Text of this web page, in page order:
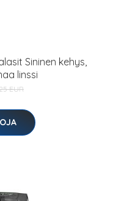
Sininen kehys,
linssi
EUR